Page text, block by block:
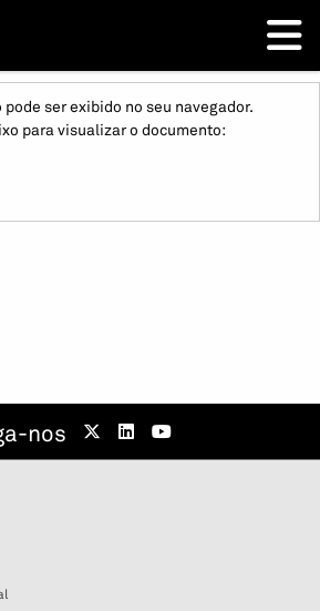
ser exibido no seu navegador.
para visualizar o documento:
nos